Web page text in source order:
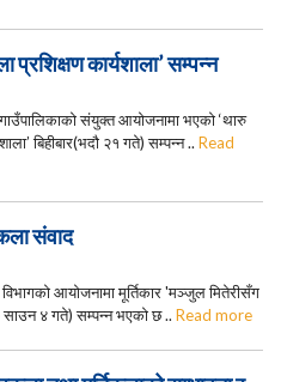
प्रशिक्षण कार्यशाला’ सम्पन्न
संयुक्त आयोजनामा भएको ‘थारु
बिहीबार(भदौ २१ गते) सम्पन्न .. Read
संवाद
आयोजनामा मूर्तिकार 'मञ्जुल मितेरीसँग
साउन ४ गते) सम्पन्न भएको छ .. Read more